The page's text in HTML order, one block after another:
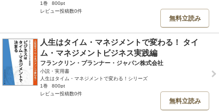
1巻
800pt
レビュー投稿数0件
無料立読み
人生はタイム・マネジメントで変わる！ タイ
ム・マネジメントビジネス実践編
フランクリン・プランナー・ジャパン株式会社
小説・実用書
人生はタイム・マネジメントで変わる！シリーズ
1巻
800pt
レビュー投稿数0件
無料立読み